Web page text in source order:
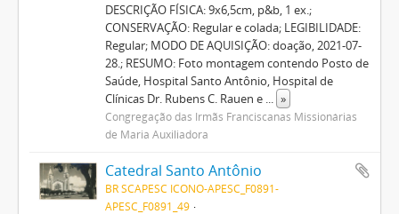
DESCRIÇÃO FÍSICA: 9x6,5cm, p&b, 1 ex.;
CONSERVAÇÃO: Regular e colada; LEGIBILIDADE:
Regular; MODO DE AQUISIÇÃO: doação, 2021-07-
28.; RESUMO: Foto montagem contendo Posto de
Saúde, Hospital Santo Antônio, Hospital de
Clínicas Dr. Rubens C. Rauen e ... »
Congregação das Irmãs Franciscanas Missionárias
de Maria Auxiliadora
Catedral Santo Antônio
BR SCAPESC ICONO-APESC_F0891-
APESC_F0891_49